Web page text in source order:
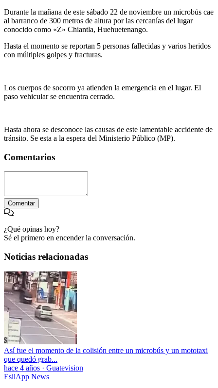
Durante la mañana de este sábado 22 de noviembre un microbús cae
al barranco de 300 metros de altura por las cercanías del lugar
conocido como «Z» Chiantla, Huehuetenango.
Hasta el momento se reportan 5 personas fallecidas y varios heridos
con múltiples golpes y fracturas.
Los cuerpos de socorro ya atienden la emergencia en el lugar. El
paso vehicular se encuentra cerrado.
Hasta ahora se desconoce las causas de este lamentable accidente de
tránsito. Se esta a la espera del Ministerio Público (MP).
Comentarios
Comentar
¿Qué opinas hoy?
Sé el primero en encender la conversación.
Noticias relacionadas
Así fue el momento de la colisión entre un microbús y un mototaxi
que quedó grab...
hace 4 años · Guatevision
EsilApp News